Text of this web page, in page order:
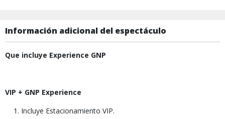
Información adicional del espectáculo
Que incluye Experience GNP
VIP + GNP Experience
Incluye Estacionamiento VIP.